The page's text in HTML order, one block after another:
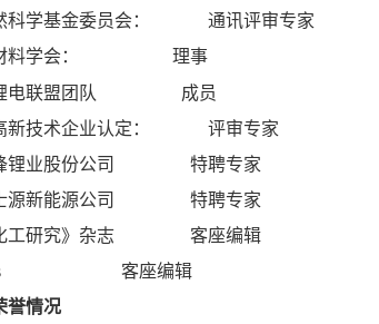
科学基金委员会： 通讯评审专家
材料学会： 理事
锂电联盟团队 成员
新技术企业认定： 评审专家
锋锂业股份公司 特聘专家
士源新能源公司 特聘专家
化工研究》杂志 客座编辑
客座编辑
誉情况